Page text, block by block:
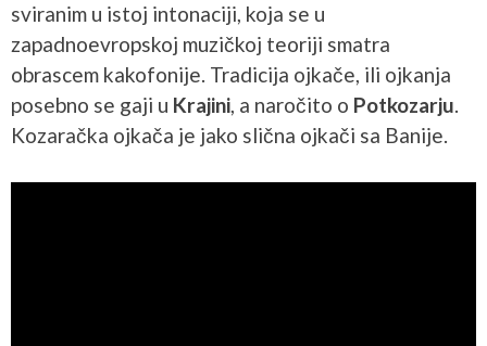
sviranim u istoj intonaciji, koja se u
zapadnoevropskoj muzičkoj teoriji smatra
obrascem kakofonije. Tradicija ojkače, ili ojkanja
posebno se gaji u Krajini, a naročito o Potkozarju.
Kozaračka ojkača je jako slična ojkači sa Banije.